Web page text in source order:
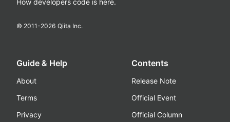
© 2011-2026 Qiita Inc.
Guide & Help
About
Terms
Privacy
Contents
Release Note
Official Event
Official Column